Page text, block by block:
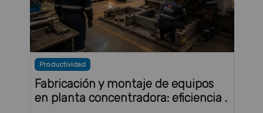
Productividad
Fabricación y montaje de equipos
en planta concentradora: eficiencia .